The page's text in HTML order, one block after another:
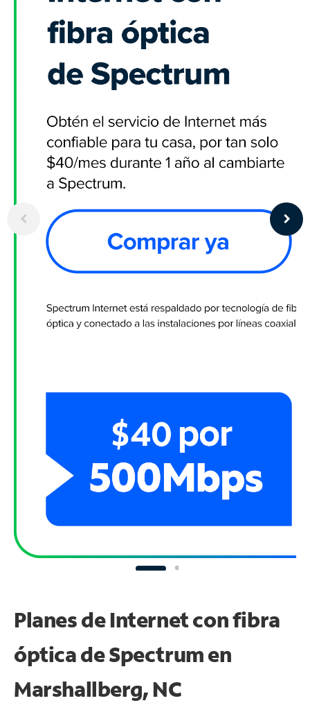
Planes de Internet con fibra
óptica de Spectrum en
Marshallberg, NC